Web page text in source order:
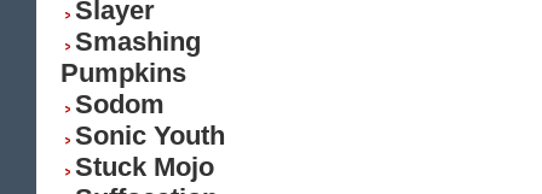
Slayer
Smashing
Pumpkins
Sodom
Sonic Youth
Stuck Mojo